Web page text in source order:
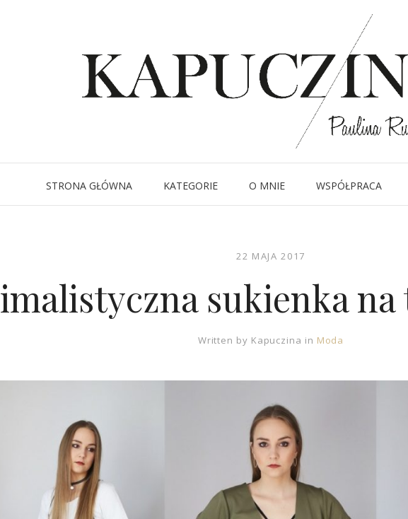
STRONA GŁÓWNA KATEGORIE O MNIE WSPÓŁPRACA
22 MAJA 2017
sukienka na
Written by Kapuczina in Moda